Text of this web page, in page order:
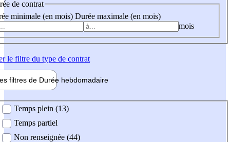
de contrat
minimale (en mois) Durée maximale (en mois)
mois
le filtre du type de contrat
filtres de Durée hebdomadaire
Temps plein (13)
Temps partiel
Non renseignée (44)